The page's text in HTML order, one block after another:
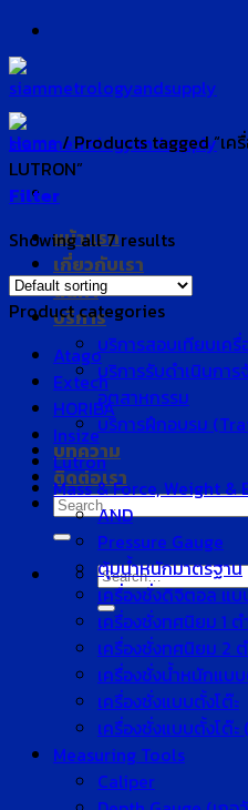
Skip
to
content
หน้าแรก
เกี่ยวกับเรา
สินค้า
บริการ
บริการสอบเทียบเค
บริการรับดำเนินกา
อุตสาหกรรม
บริการฝึกอบรม
บทความ
ติดต่อเรา
Search
for:
Search
for:
Home /Products tagged “เค
LUTRON”
Filter
Showing all 7 results
Product categories
Atago
Extech
HORIBA
Insize
Lutron
Mass & Force, Weight &
AND
Pressure Gauge
ตุ้มน้ำหนักมาตรฐาน
เครื่องชั่งดิจิตอล แ
เครื่องชั่งทศนิยม 1
เครื่องชั่งทศนิยม 2
เครื่องชั่งน้ำหนักแบ
เครื่องชั่งแบบตั้งโต๊ะ
เครื่องชั่งแบบตั้งโต๊ะ
Measuring Tools
Caliper